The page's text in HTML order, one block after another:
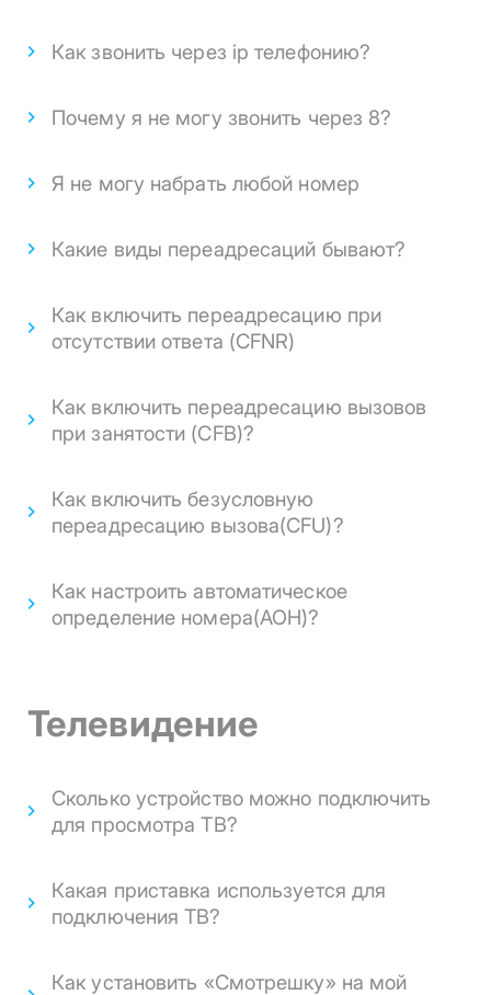
Как звонить через ip телефонию?
Почему я не могу звонить через 8?
Я не могу набрать любой номер
Какие виды переадресаций бывают?
Как включить переадресацию при
отсутствии ответа (CFNR)
Как включить переадресацию вызовов
при занятости (CFB)?
Как включить безусловную
переадресацию вызова(CFU)?
Как настроить автоматическое
определение номера(АОН)?
Телевидение
Сколько устройство можно подключить
для просмотра ТВ?
Какая приставка используется для
подключения ТВ?
Как установить «Смотрешку» на мой